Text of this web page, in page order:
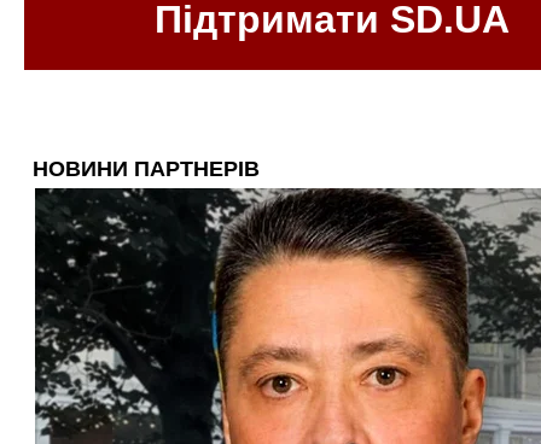
Підтримати SD.UA